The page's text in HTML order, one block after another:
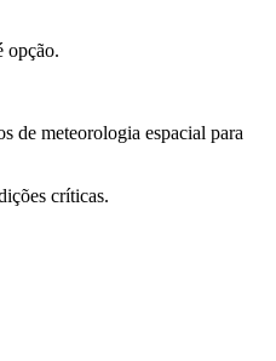
opção.
de meteorologia espacial para
críticas.